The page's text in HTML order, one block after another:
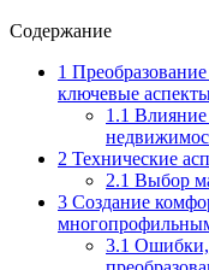
Содержание
1
ключевые
1.1 Влияние
2 Технические
2.1 Выбор
3 Создание
3.1 Ошибки,